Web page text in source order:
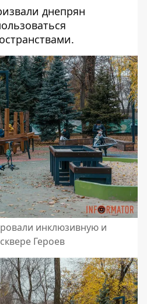
днепрян
инклюзивную и
Героев